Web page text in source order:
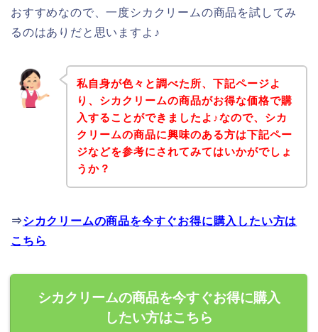
おすすめなので、一度シカクリームの商品を試してみ
るのはありだと思いますよ♪
私自身が色々と調べた所、下記ページよ
り、シカクリームの商品がお得な価格で購
入することができましたよ♪なので、シカ
クリームの商品に興味のある方は下記ペー
ジなどを参考にされてみてはいかがでしょ
うか？
⇒シカクリームの商品を今すぐお得に購入したい方は
こちら
シカクリームの商品を今すぐお得に購入
したい方はこちら